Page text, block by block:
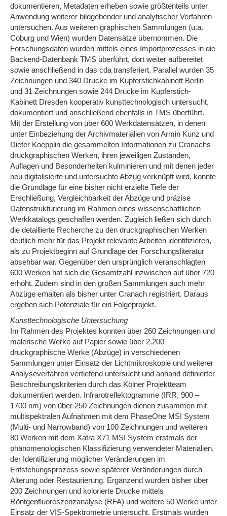
dokumentieren, Metadaten erheben sowie größtenteils unter
Anwendung weiterer bildgebender und analytischer Verfahren
untersuchen. Aus weiteren graphischen Sammlungen (u.a.
Coburg und Wien) wurden Datensätze übernommen. Die
Forschungsdaten wurden mittels eines Importprozesses in die
Backend-Datenbank TMS überführt, dort weiter aufbereitet
sowie anschließend in das cda transferiert. Parallel wurden 35
Zeichnungen und 340 Drucke im Kupferstichkabinett Berlin
und 31 Zeichnungen sowie 244 Drucke im Kupferstich-
Kabinett Dresden kooperativ kunsttechnologisch untersucht,
dokumentiert und anschließend ebenfalls in TMS überführt.
Mit der Erstellung von über 600 Werkdatensätzen, in denen
unter Einbeziehung der Archivmaterialien von Armin Kunz und
Dieter Koepplin die gesammelten Informationen zu Cranachs
druckgraphischen Werken, ihren jeweiligen Zuständen,
Auflagen und Besonderheiten kulminieren und mit denen jeder
neu digitalisierte und untersuchte Abzug verknüpft wird, konnte
die Grundlage für eine bisher nicht erzielte Tiefe der
Erschließung, Vergleichbarkeit der Abzüge und präzise
Datenstrukturierung im Rahmen eines wissenschaftlichen
Werkkatalogs geschaffen werden. Zugleich ließen sich durch
die detaillierte Recherche zu den druckgraphischen Werken
deutlich mehr für das Projekt relevante Arbeiten identifizieren,
als zu Projektbeginn auf Grundlage der Forschungsliteratur
absehbar war. Gegenüber den ursprünglich veranschlagten
600 Werken hat sich die Gesamtzahl inzwischen auf über 720
erhöht. Zudem sind in den großen Sammlungen auch mehr
Abzüge erhalten als bisher unter Cranach registriert. Daraus
ergeben sich Potenziale für ein Folgeprojekt.
Kunsttechnologische Untersuchung
Im Rahmen des Projektes konnten über 260 Zeichnungen und
malerische Werke auf Papier sowie über 2.200
druckgraphische Werke (Abzüge) in verschiedenen
Sammlungen unter Einsatz der Lichtmikroskopie und weiterer
Analyseverfahren vertiefend untersucht und anhand definierter
Beschreibungskriterien durch das Kölner Projektteam
dokumentiert werden. Infrarotreflektogramme (IRR, 900 –
1700 nm) von über 250 Zeichnungen dienen zusammen mit
multispektralen Aufnahmen mit dem PhaseOne MSI System
(Multi- und Narrowband) von 100 Zeichnungen und weiteren
80 Werken mit dem Xatra X71 MSI System erstmals der
phänomenologischen Klassifizierung verwendeter Materialien,
der Identifizierung möglicher Veränderungen im
Entstehungsprozess sowie späterer Veränderungen durch
Alterung oder Restaurierung. Ergänzend wurden bisher über
200 Zeichnungen und kolorierte Drucke mittels
Röntgenfluoreszenzanalyse (RFA) und weitere 50 Werke unter
Einsatz der VIS-Spektrometrie untersucht. Erstmals wurden